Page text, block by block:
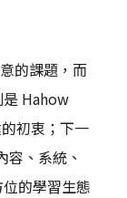
的課題，而
Hahow
初衷；下一
、系統、
的學習生態